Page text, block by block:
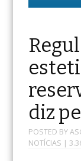
diz
POSTED BY
NOTÍCIAS |